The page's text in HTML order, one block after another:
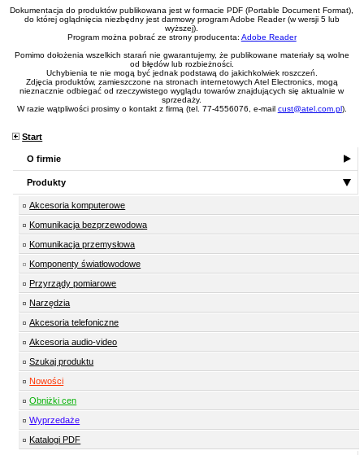
Dokumentacja do produktów publikowana jest w formacie PDF (Portable Document Format),
do której oglądnięcia niezbędny jest darmowy program Adobe Reader (w wersji 5 lub
wyższej).
Program można pobrać ze strony producenta: Adobe Reader
Pomimo dołożenia wszelkich starań nie gwarantujemy, że publikowane materiały są wolne
od błędów lub rozbieżności.
Uchybienia te nie mogą być jednak podstawą do jakichkolwiek roszczeń.
Zdjęcia produktów, zamieszczone na stronach internetowych Atel Electronics, mogą
nieznacznie odbiegać od rzeczywistego wyglądu towarów znajdujących się aktualnie w
sprzedaży.
W razie wątpliwości prosimy o kontakt z firmą (tel. 77-4556076, e-mail cust@atel.com.pl).
Start
O firmie
Produkty
Akcesoria komputerowe
Komunikacja bezprzewodowa
Komunikacja przemysłowa
Komponenty światłowodowe
Przyrządy pomiarowe
Narzędzia
Akcesoria telefoniczne
Akcesoria audio-video
Szukaj produktu
Nowości
Obniżki cen
Wyprzedaże
Katalogi PDF